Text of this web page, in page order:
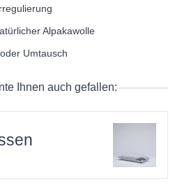
Alpakawolle
Umtausch
Ihnen auch gefallen: